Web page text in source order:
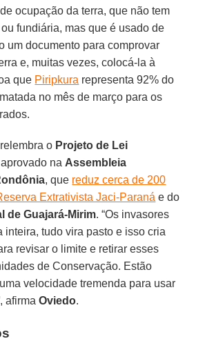
ocupação da terra, que não tem
fundiária, mas que é usado de
um documento para comprovar
e, muitas vezes, colocá-la à
que Piripkura representa 92% do
no mês de março para os
o Projeto de Lei
aprovado na Assembleia
, que reduz cerca de 200
Extrativista Jaci-Paraná e do
de Guajará-Mirim. “Os invasores
inteira, tudo vira pasto e isso cria
revisar o limite e retirar esses
de Conservação. Estão
velocidade tremenda para usar
afirmaOviedo.